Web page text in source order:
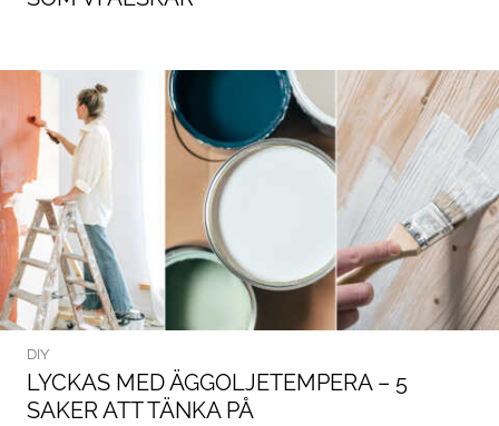
DIY
LYCKAS MED ÄGGOLJETEMPERA – 5
SAKER ATT TÄNKA PÅ